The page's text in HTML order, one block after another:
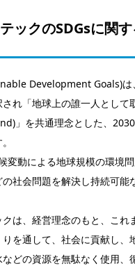
ックのSDGsに関
Development Goals)は
され「地球上の誰一人として
」を共通理念とした、
変動による地球規模の環境
社会問題を解決し持続可能
は、経営理念のもと、これ
りを通して、社会に貢献し、
などの資源を無駄なく使用、